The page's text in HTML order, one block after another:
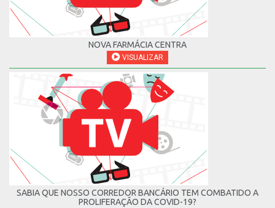
NOVA FARMÁCIA CENTRA
VISUALIZAR
SABIA QUE NOSSO CORREDOR BANCÁRIO TEM COMBATIDO A
PROLIFERAÇÃO DA COVID-19?